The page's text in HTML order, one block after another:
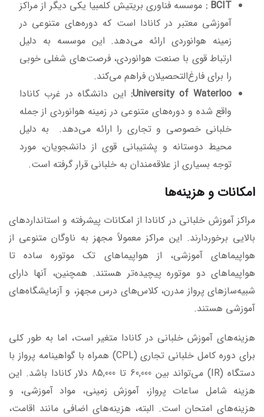
BCIT
: موسسه فناوری بریتیش کلمبیا یکی دیگر از مراکز
آموزشی معتبر در کانادا است که دوره‌های متنوعی در
زمینه هوانوردی ارائه می‌دهد. این موسسه به دلیل
ارتباط قوی با صنعت هوانوردی، فرصت‌های شغلی خوبی
را برای فارغ‌التحصیلان فراهم می‌کند.
University of Waterloo
: این دانشگاه در غرب کانادا
واقع شده و دوره‌های متنوعی در زمینه هوانوردی از جمله
خلبانی خصوصی و تجاری را ارائه می‌دهد. به دلیل
محیط دوستانه و پشتیبانی قوی از دانشجویان، مورد
توجه بسیاری از علاقه‌مندان به خلبانی قرار گرفته است.
امکانات و هزینه‌ها
مراکز آموزش خلبانی در کانادا از امکانات پیشرفته و استانداردهای
بالایی برخوردارند. این مراکز معمولاً مجهز به ناوگان متنوعی از
هواپیماهای آموزشی، از هواپیماهای تک موتوره ساده تا
هواپیماهای دو موتوره پیچیده‌تر هستند. همچنین، آنها دارای
شبیه‌سازهای پرواز مدرن، کلاس‌های درس مجهز، و آزمایشگاه‌های
آموزشی هستند.
هزینه‌های آموزش خلبانی در کانادا متغیر است، اما به طور کلی
برای دوره کامل خلبانی تجاری (CPL) همراه با گواهینامه پرواز با
دستگاه (IR) می‌تواند بین 60,000 تا 85,000 دلار کانادا باشد. این
هزینه شامل ساعات پرواز، آموزش زمینی، مواد آموزشی، و
هزینه‌های امتحان است. البته، هزینه‌های اضافی مانند اقامت،